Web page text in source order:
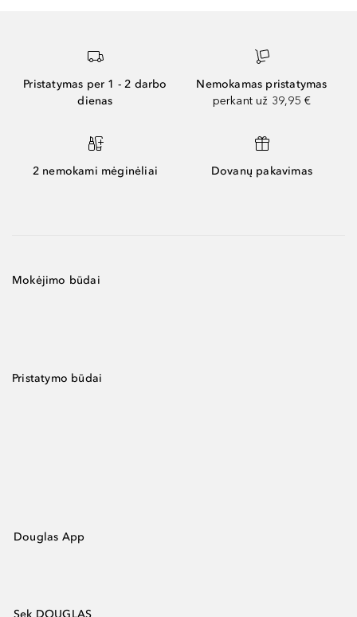
Pristatymas per 1 - 2 darbo
dienas
Nemokamas pristatymas
perkant už 39,95 €
2 nemokami mėginėliai Dovanų pakavimas
Mokėjimo būdai
Pristatymo būdai
Douglas App